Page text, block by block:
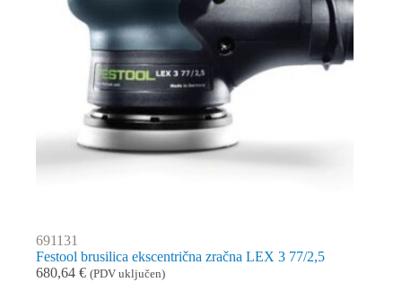
691131
Festool brusilica ekscentrična zračna LEX 3 77/2,5
680,64 € (PDV uključen)